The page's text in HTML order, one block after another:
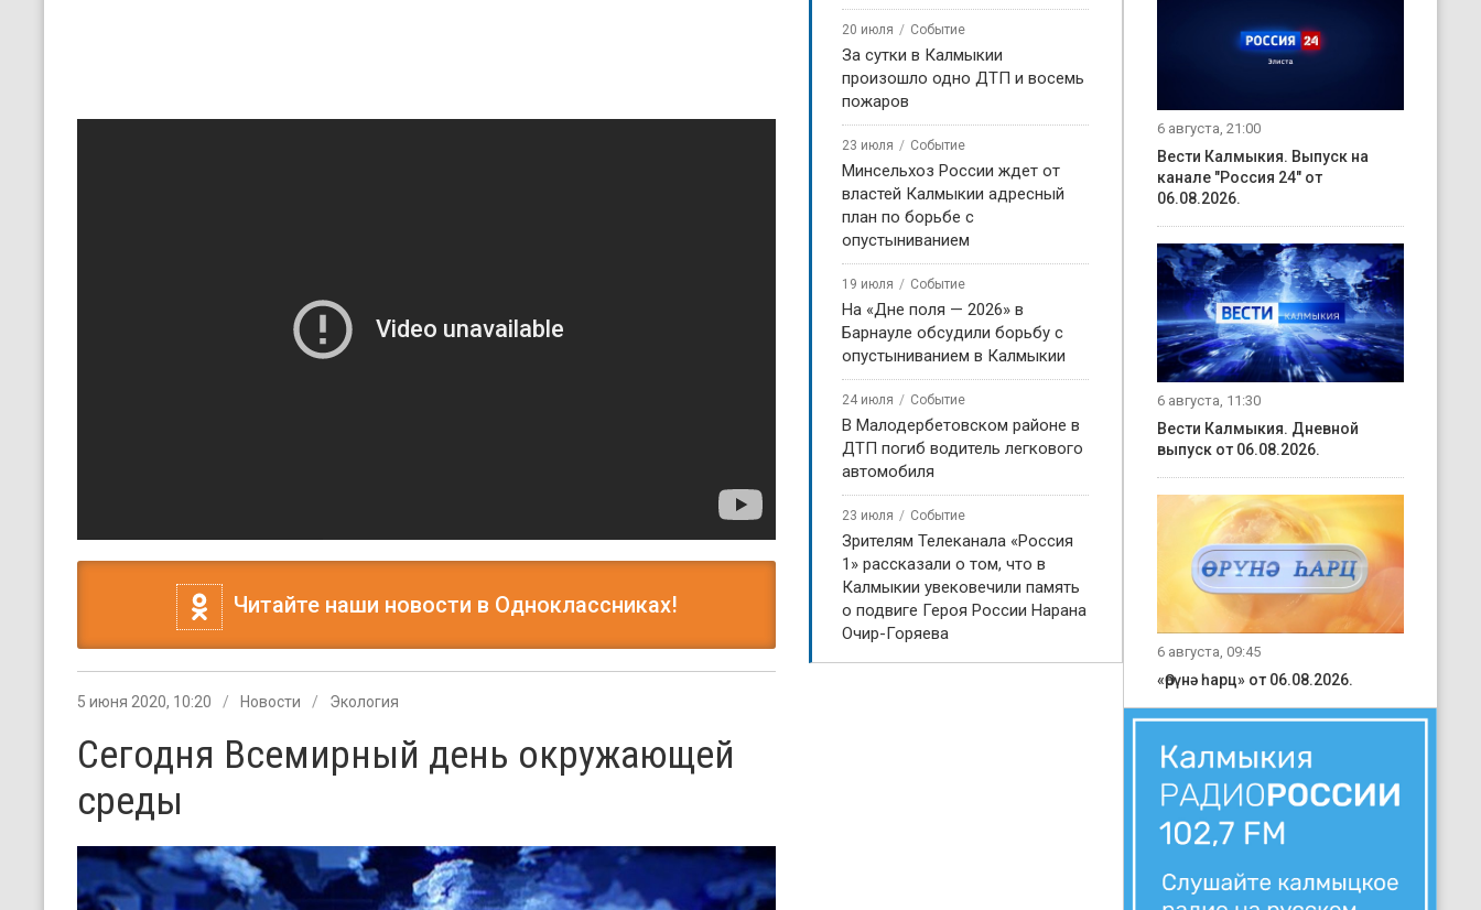
Читайте наши новости в Одноклассниках!
5 июня 2020, 10:20 Новости Экология
Сегодня Всемирный день окружающей
среды
20 июля Событие
За сутки в Калмыкии
произошло одно ДТП и восемь
пожаров
23 июля Событие
Минсельхоз России ждет от
властей Калмыкии адресный
план по борьбе с
опустыниванием
19 июля Событие
На «Дне поля — 2026» в
Барнауле обсудили борьбу с
опустыниванием в Калмыкии
24 июля Событие
В Малодербетовском районе в
ДТП погиб водитель легкового
автомобиля
23 июля Событие
Зрителям Телеканала «Россия
1» рассказали о том, что в
Калмыкии увековечили память
о подвиге Героя России Нарана
Очир-Горяева
6 августа, 21:00
Вести Калмыкия. Выпуск на
канале "Россия 24" от
06.08.2026.
6 августа, 11:30
Вести Калмыкия. Дневной
выпуск от 06.08.2026.
6 августа, 09:45
«Өрүнә һарц» от 06.08.2026.